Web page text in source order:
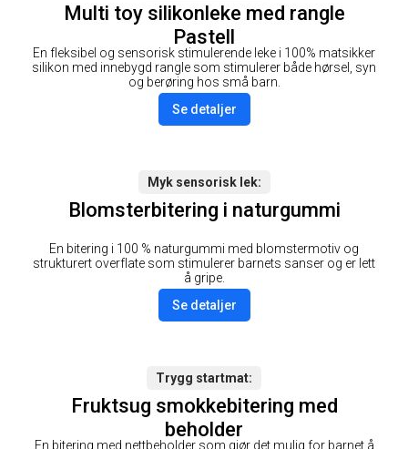
Multi toy silikonleke med rangle
Pastell
En fleksibel og sensorisk stimulerende leke i 100% matsikker
silikon med innebygd rangle som stimulerer både hørsel, syn
og berøring hos små barn.
Se detaljer
Myk sensorisk lek
Blomsterbitering i naturgummi
En bitering i 100 % naturgummi med blomstermotiv og
strukturert overflate som stimulerer barnets sanser og er lett
å gripe.
Se detaljer
Trygg startmat
Fruktsug smokkebitering med
beholder
En bitering med nettbeholder som gjør det mulig for barnet å